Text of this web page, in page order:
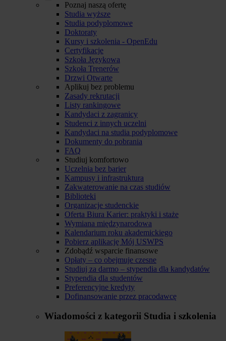
Poznaj naszą ofertę
Studia wyższe
Studia podyplomowe
Doktoraty
Kursy i szkolenia - OpenEdu
Certyfikacje
Szkoła Językowa
Szkoła Trenerów
Drzwi Otwarte
Aplikuj bez problemu
Zasady rekrutacji
Listy rankingowe
Kandydaci z zagranicy
Studenci z innych uczelni
Kandydaci na studia podyplomowe
Dokumenty do pobrania
FAQ
Studiuj komfortowo
Uczelnia bez barier
Kampusy i infrastruktura
Zakwaterowanie na czas studiów
Biblioteki
Organizacje studenckie
Oferta Biura Karier: praktyki i staże
Wymiana międzynarodowa
Kalendarium roku akademickiego
Pobierz aplikację Mój USWPS
Zdobądź wsparcie finansowe
Opłaty – co obejmuje czesne
Studiuj za darmo – stypendia dla kandydatów
Stypendia dla studentów
Preferencyjne kredyty
Dofinansowanie przez pracodawcę
Wiadomości z kategorii Studia i szkolenia